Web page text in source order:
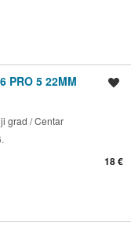
PRO 5 22MM
grad / Centar
18 €